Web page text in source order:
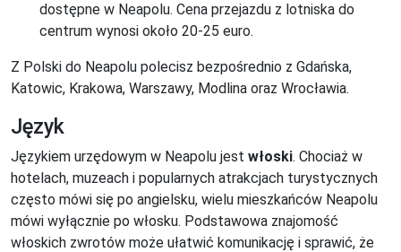
dostępne w Neapolu. Cena przejazdu z lotniska do
centrum wynosi około 20-25 euro.
Z Polski do Neapolu polecisz bezpośrednio z Gdańska,
Katowic, Krakowa, Warszawy, Modlina oraz Wrocławia.
Język
Językiem urzędowym w Neapolu jest włoski. Chociaż w
hotelach, muzeach i popularnych atrakcjach turystycznych
często mówi się po angielsku, wielu mieszkańców Neapolu
mówi wyłącznie po włosku. Podstawowa znajomość
włoskich zwrotów może ułatwić komunikację i sprawić, że